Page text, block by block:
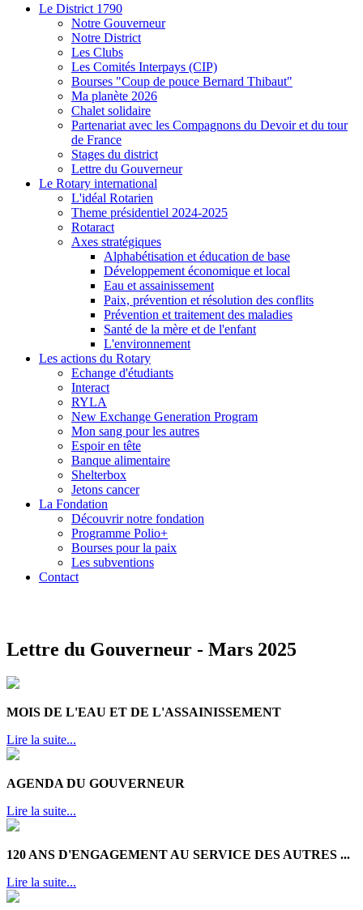
Le District 1790
Notre Gouverneur
Notre District
Les Clubs
Les Comités Interpays (CIP)
Bourses "Coup de pouce Bernard Thibaut"
Ma planète 2026
Chalet solidaire
Partenariat avec les Compagnons du Devoir et du tour
de France
Stages du district
Lettre du Gouverneur
Le Rotary international
L'idéal Rotarien
Theme présidentiel 2024-2025
Rotaract
Axes stratégiques
Alphabétisation et éducation de base
Développement économique et local
Eau et assainissement
Paix, prévention et résolution des conflits
Prévention et traitement des maladies
Santé de la mère et de l'enfant
L'environnement
Les actions du Rotary
Echange d'étudiants
Interact
RYLA
New Exchange Generation Program
Mon sang pour les autres
Espoir en tête
Banque alimentaire
Shelterbox
Jetons cancer
La Fondation
Découvrir notre fondation
Programme Polio+
Bourses pour la paix
Les subventions
Contact
Lettre du Gouverneur - Mars 2025
MOIS DE L'EAU ET DE L'ASSAINISSEMENT
Lire la suite...
AGENDA DU GOUVERNEUR
Lire la suite...
120 ANS D'ENGAGEMENT AU SERVICE DES AUTRES ...
Lire la suite...